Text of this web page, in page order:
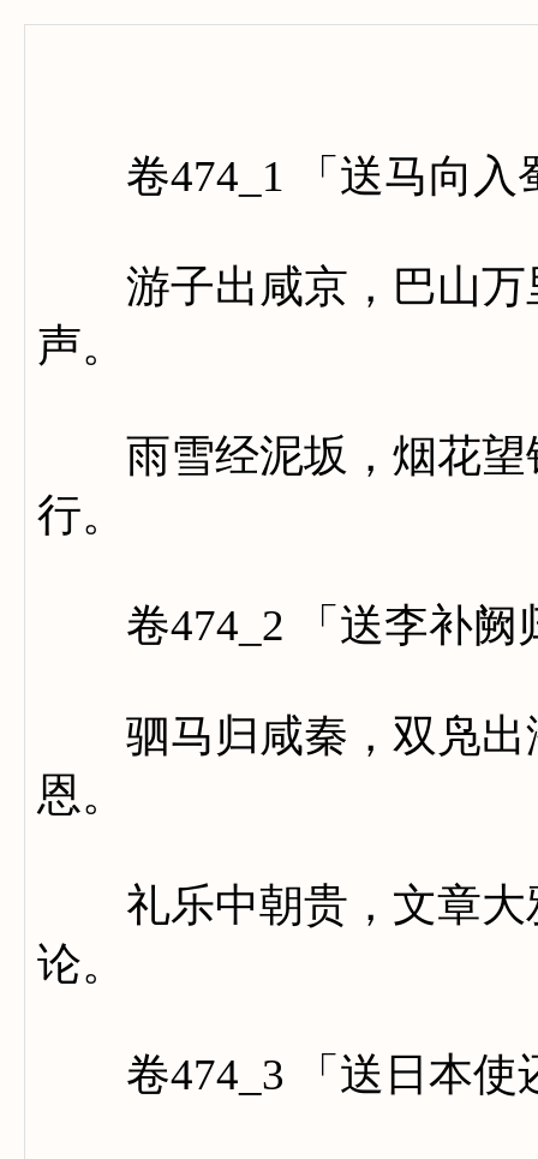
卷474_1 「送马向入
游子出咸京，巴山万
声。
雨雪经泥坂，烟花望
行。
卷474_2 「送李补阙
驷马归咸秦，双凫出
恩。
礼乐中朝贵，文章大
论。
卷474_3 「送日本使